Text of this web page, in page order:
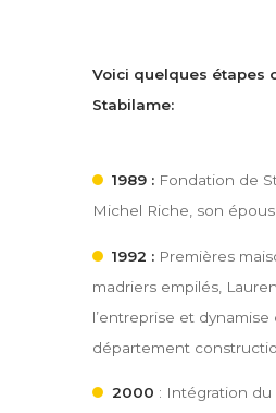
Voici quelques étapes
Stabilame:
1989 :Fondation de
Michel Riche, son
1992 :Premières
madriers empilés,
l’entreprise et
département
2000 : Intégration du